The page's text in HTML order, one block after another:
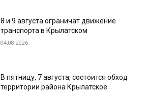
8 и 9 августа ограничат движение
транспорта в Крылатском
04.08.2026
В пятницу, 7 августа, состоится обход
территории района Крылатское